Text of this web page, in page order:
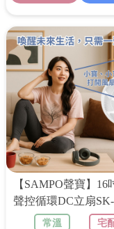
【SAMPO聲寶】16
聲控循環DC立扇SK-
GA16VBD
常溫 宅